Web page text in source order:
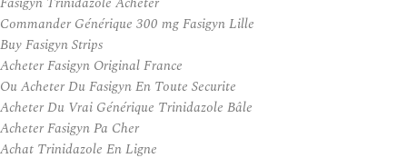
Commander Générique 300 mg Fasigyn Lille
Buy Fasigyn Strips
Acheter Fasigyn Original France
Ou Acheter Du Fasigyn En Toute Securite
Acheter Du Vrai Générique Trinidazole Bâle
Acheter Fasigyn Pa Cher
Achat Trinidazole En Ligne